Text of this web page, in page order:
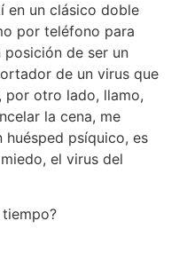
en un clásico doble
por teléfono para
posición de ser un
de un virus que
por otro lado, llamo,
la cena, me
psíquico, es
el virus del